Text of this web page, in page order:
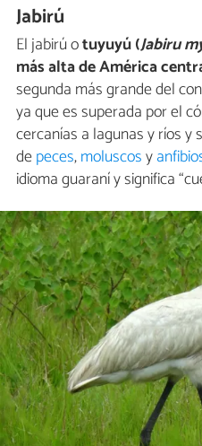
Jabirú
El jabirú otuyuyú (Jabiru
más alta de América
segunda más grande del
ya que es superada por el
cercanías a lagunas y ríos y
depeces,moluscosy
idioma guaraní y significa